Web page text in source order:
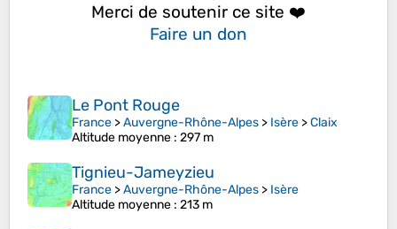
Merci de soutenir ce site ❤️
Faire un don
Le Pont Rouge
France >Auvergne-Rhône-Alpes > Isère >Claix
Altitude moyenne : 297 m
Tignieu-Jameyzieu
France >Auvergne-Rhône-Alpes > Isère
Altitude moyenne : 213 m